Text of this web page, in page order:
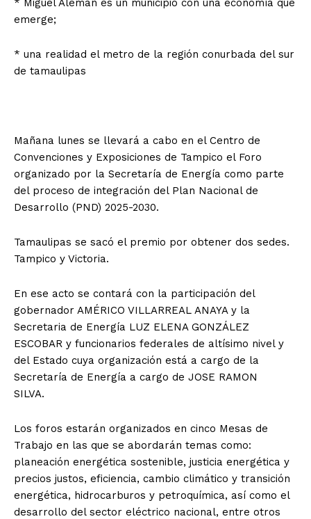
* Miguel Alemán es un municipio con una economía que
emerge;
* una realidad el metro de la región conurbada del sur
de tamaulipas
Mañana lunes se llevará a cabo en el Centro de
Convenciones y Exposiciones de Tampico el Foro
organizado por la Secretaría de Energía como parte
del proceso de integración del Plan Nacional de
Desarrollo (PND) 2025-2030.
Tamaulipas se sacó el premio por obtener dos sedes.
Tampico y Victoria.
En ese acto se contará con la participación del
gobernador AMÉRICO VILLARREAL ANAYA y la
Secretaria de Energía LUZ ELENA GONZÁLEZ
ESCOBAR y funcionarios federales de altísimo nivel y
del Estado cuya organización está a cargo de la
Secretaría de Energía a cargo de JOSE RAMON
SILVA.
Los foros estarán organizados en cinco Mesas de
Trabajo en las que se abordarán temas como:
planeación energética sostenible, justicia energética y
precios justos, eficiencia, cambio climático y transición
energética, hidrocarburos y petroquímica, así como el
desarrollo del sector eléctrico nacional, entre otros